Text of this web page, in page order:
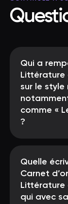
Qui a
Littérature
sur le
comme «
?
Quelle
Carnet
Littérature
qui avec